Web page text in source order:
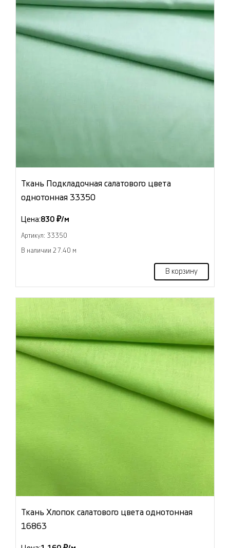
Ткань Подкладочная салатового цвета
однотонная 33350
Цена:830 ₽/м
Артикул: 33350
В наличии 27.40 м
В корзину
Ткань Хлопок салатового цвета однотонная
16863